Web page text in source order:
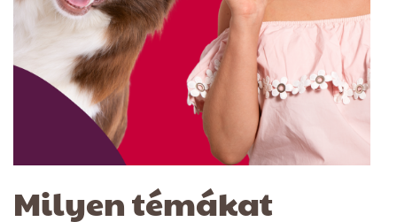
Milyen témákat